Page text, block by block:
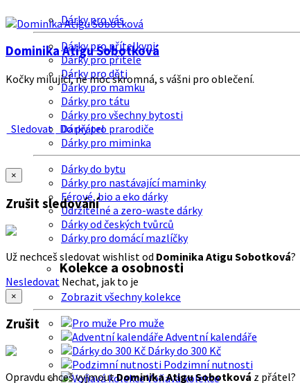
Dárky pro vás
Dárky pro přítelkyni
Dárky pro přítele
Dárky pro děti
Dárky pro mamku
Dárky pro tátu
Dárky pro všechny bytosti
Dárky pro prarodiče
Dárky pro miminka
Dárky do bytu
Dárky pro nastávající maminky
Férové, bio a eko dárky
Udržitelné a zero-waste dárky
Dárky od českých tvůrců
Dárky pro domácí mazlíčky
Kolekce a osobnosti
Zobrazit všechny kolekce
Pro muže
Adventní kalendáře
Dárky do 300 Kč
Podzimní nutnosti
Voňavá kolekce
Dominika Atigu Sobotková
Kočky milující, ne moc skromná, s vášni pro oblečení.
Sledovat Do přátel
×
Zrušit sledování
Už nechceš sledovat wishlist od Dominika Atigu Sobotková?
Nesledovat Nechat, jak to je
×
Zrušit
Opravdu chceš vyjmoutDominika Atigu Sobotková z přátel?